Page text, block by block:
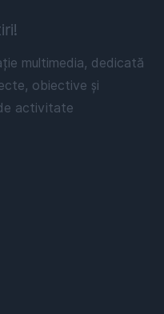
multimedia, dedicată
obiective și
activitate